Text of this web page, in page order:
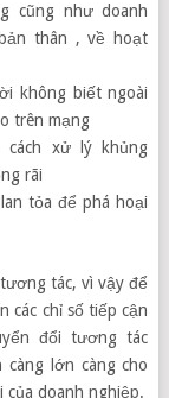
cũng như doanh
thân , về hoạt
không biết ngoài
trên mạng
cách xử lý khủng
rãi
tỏa để phá hoại
tác, vì vậy để
các chỉ số tiếp cận
đổi tương tác
lớn càng cho
doanh nghiệp.